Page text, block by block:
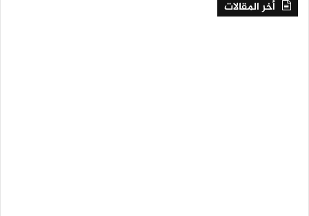
أخر المقالات